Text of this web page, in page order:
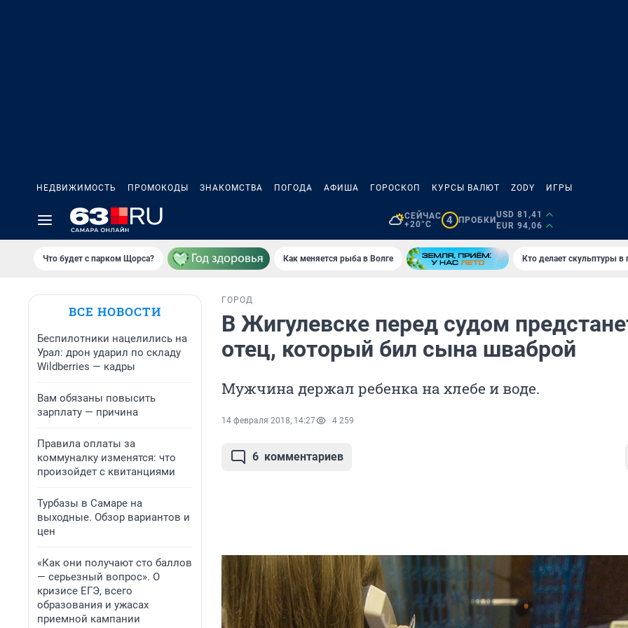
НЕДВИЖИМОСТЬ ПРОМОКОДЫ ЗНАКОМСТВА ПОГОДА АФИША ГОРОСКОП КУРСЫ ВАЛЮТ ZODY ИГРЫ
СЕЙЧАС
+20°C
4 ПРОБКИ
USD 81,41
EUR 94,06
Что будет с парком Щорса? Как меняется рыба в Волге Кто делает скульптуры в
ВСЕ НОВОСТИ
Беспилотники нацелились на
Урал: дрон ударил по складу
Wildberries — кадры
Вам обязаны повысить
зарплату — причина
Правила оплаты за
коммуналку изменятся: что
произойдет с квитанциями
Турбазы в Самаре на
выходные. Обзор вариантов и
цен
«Как они получают сто баллов
— серьезный вопрос». О
кризисе ЕГЭ, всего
образования и ужасах
приемной кампании
ГОРОД
В Жигулевске перед судом
отец, который бил сына шваброй
Мужчина держал ребенка на хлебе и воде.
14 февраля 2018, 14:27 4 259
6 комментариев